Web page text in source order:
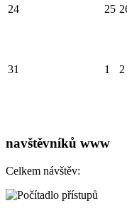
24 25
31 1 2
navštěvníků www
Celkem návštěv: